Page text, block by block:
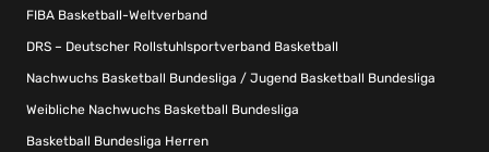
FIBA Basketball-Weltverband
DRS – Deutscher Rollstuhlsportverband Basketball
Nachwuchs Basketball Bundesliga / Jugend Basketball Bundesliga
Weibliche Nachwuchs Basketball Bundesliga
Basketball Bundesliga Herren